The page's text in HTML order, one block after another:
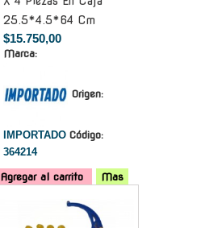
25.5*4.5*64 Cm
$15.750,00
Marca:
Origen:
IMPORTADO Código:
364214
Agregar al carrito
Mas